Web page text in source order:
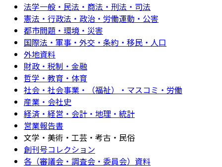
法学一般・民法・商法・刑法・司法
憲法・行政法・政治・労働運動・公害
都市問題・環境・災害
国際法・軍事・外交・条約・移民・人口
外地資料
財政・税制・金融
哲学・教育・体育
社会・社会事業・（福祉）・マスコミ・労働
産業・会社史
経済・経営・会計・地理・統計
営業報告書
文学・美術・工芸・考古・民俗
創刊号コレクション
各（審議会・調査会・委員会）資料